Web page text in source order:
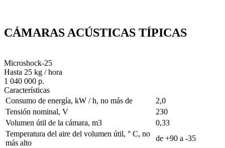
CÁMARAS ACÚSTICAS TÍPICAS
Microshock-25
Hasta 25 kg / hora
1 040 000 р.
Características
Consumo de energía, kW / h, no más de
2,0
Tensión nominal, V
230
Volumen útil de la cámara, m3
0,33
Temperatura del aire del volumen útil, ° С, no
más alto
de +90 a -35